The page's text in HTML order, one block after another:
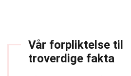
Vår forpliktelse til
troverdige fakta